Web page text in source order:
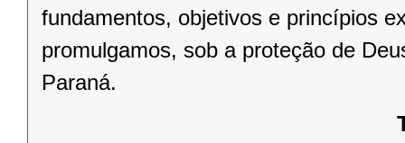
fundamentos, objetivos e princípios
promulgamos, sob a proteção de
Paraná.